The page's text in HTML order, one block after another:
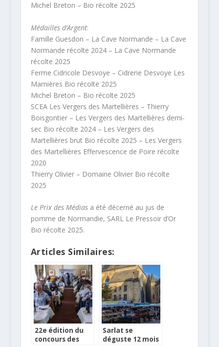
Michel Breton – Bio récolte 2025
Médailles d’Argent:
Famille Guesdon – La Cave Normande – La Cave
Normande récolte 2024 – La Cave Normande
récolte 2025
Ferme Cidricole Desvoye – Cidrerie Desvoye Les
Marnières Bio récolte 2025
Michel Breton – Bio récolte 2025
SCEA Les Vergers des Martellières – Thierry
Boisgontier – Les Vergers des Martellières demi-
sec Bio récolte 2024 – Les Vergers des
Martellières brut Bio récolte 2025 – Les Vergers
des Martellières Effervescence de Poire récolte
2020
Thierry Olivier – Domaine Olivier Bio récolte
2025
Le Prix des Médiasa été décerné au jus de
pomme de Normandie, SARL Le Pressoir d’Or
Bio récolte 2025.
Articles Similaires:
22e édition du
concours des
Sarlat se
déguste 12 mois